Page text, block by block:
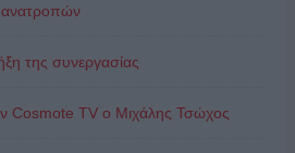
ανατροπών
της συνεργασίας
Cosmote TV o Μιχάλης Τσώχος